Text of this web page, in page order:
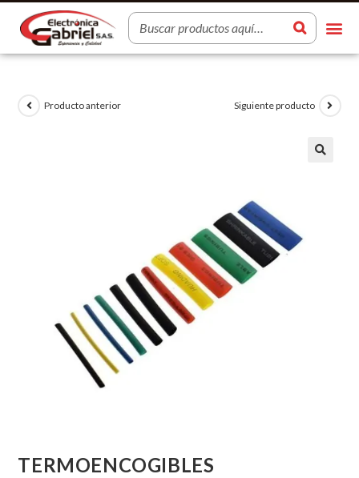
Producto anterior Siguiente producto
TERMOENCOGIBLES